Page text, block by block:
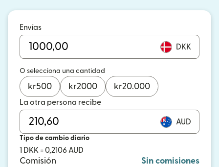
Envías
DKK
O selecciona una cantidad
kr500 kr2000 kr20.000
La otra persona recibe
AUD
Tipo de cambio diario
1 DKK = 0,2106 AUD
Comisión
Sin comisiones